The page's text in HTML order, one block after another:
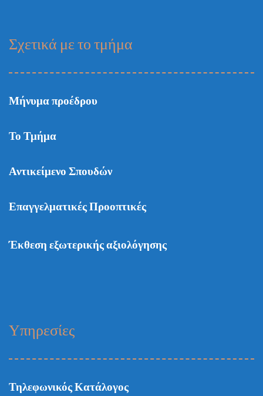
Σχετικά με το τμήμα
Μήνυμα προέδρου
Το Τμήμα
Αντικείμενο Σπουδών
Επαγγελματικές Προοπτικές
Έκθεση εξωτερικής αξιολόγησης
Υπηρεσίες
Τηλεφωνικός Κατάλογος